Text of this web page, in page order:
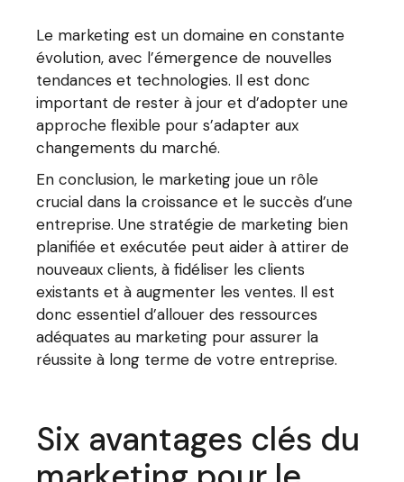
Le marketing est un domaine en constante
évolution, avec l’émergence de nouvelles
tendances et technologies. Il est donc
important de rester à jour et d’adopter une
approche flexible pour s’adapter aux
changements du marché.
En conclusion, le marketing joue un rôle
crucial dans la croissance et le succès d’une
entreprise. Une stratégie de marketing bien
planifiée et exécutée peut aider à attirer de
nouveaux clients, à fidéliser les clients
existants et à augmenter les ventes. Il est
donc essentiel d’allouer des ressources
adéquates au marketing pour assurer la
réussite à long terme de votre entreprise.
Six avantages clés du